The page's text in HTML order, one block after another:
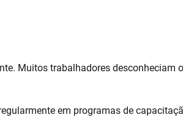
Muitos trabalhadores desconheciam
em programas de